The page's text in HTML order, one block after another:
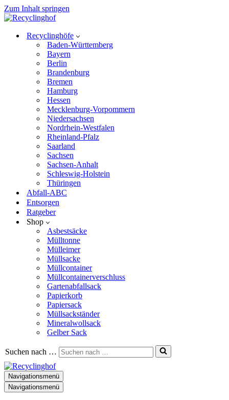
Zum Inhalt springen
Recyclinghöfe
Baden-Württemberg
Bayern
Berlin
Brandenburg
Bremen
Hamburg
Hessen
Mecklenburg-Vorpommern
Niedersachsen
Nordrhein-Westfalen
Rheinland-Pfalz
Saarland
Sachsen
Sachsen-Anhalt
Schleswig-Holstein
Thüringen
Abfall-ABC
Entsorgen
Ratgeber
Shop
Asbestsäcke
Mülltonne
Mülleimer
Müllsacke
Müllcontainer
Müllcontainerverschluss
Gartenabfallsack
Papierkorb
Papiersack
Müllsackständer
Mineralwollsack
Gelber Sack
Suchen nach …
Navigationsmenü
Navigationsmenü